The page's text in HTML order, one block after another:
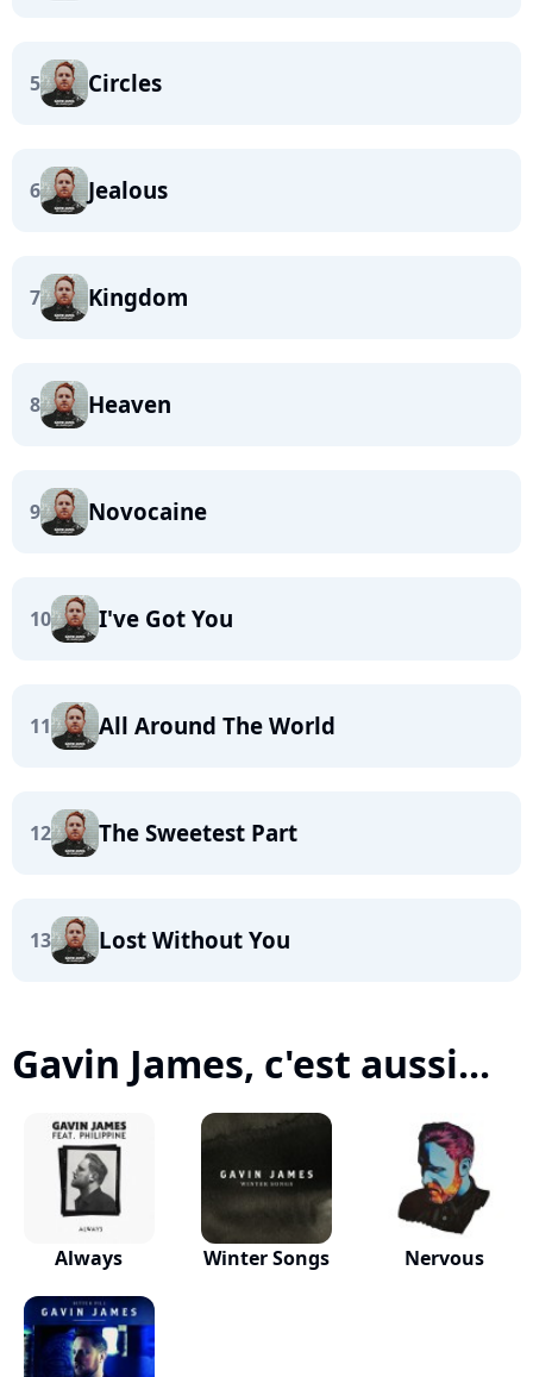
5 Circles
6 Jealous
7 Kingdom
8 Heaven
9 Novocaine
10 I've Got You
11 All Around The World
12 The Sweetest Part
13 Lost Without You
Gavin James, c'est aussi...
Always Winter Songs Nervous